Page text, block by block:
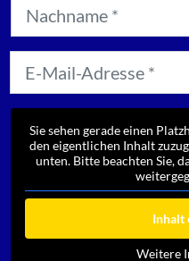
Sie sehen gerade einen
den eigentlichen Inhalt
unten. Bitte beachten Sie,
Inhalt
Weitere